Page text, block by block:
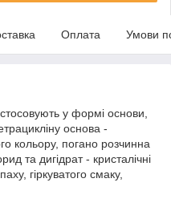
Оплата Умови
у формі основи,
основа -
кольору, погано розчинна
та дигідрат - кристалічні
гіркуватого смаку,